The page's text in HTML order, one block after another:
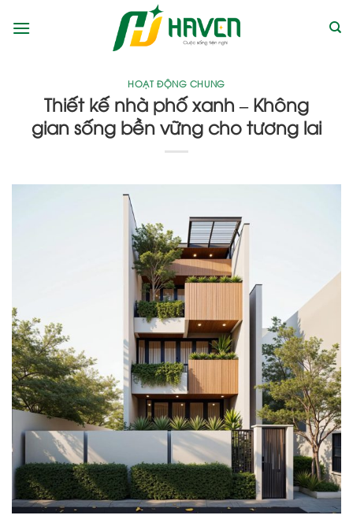
qua
HOẠT ĐỘNG CHUNG
Thiết kế nhà phố xanh – Không
gian sống bền vững cho tương lai